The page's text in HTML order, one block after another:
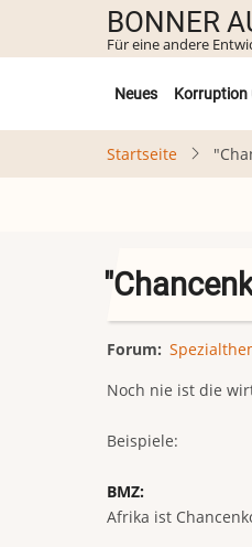
Inhalt
BONNER
Für eine andere
Untermenü
Neues
Startseite
Forum
Noch nie ist die
Beispiele:
BMZ:
Afrika ist